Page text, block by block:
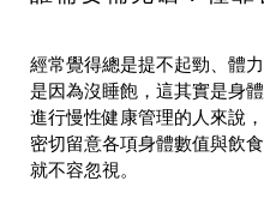
經常覺得總是提不起勁、體
是因為沒睡飽，這其實是身
進行慢性健康管理的人來說
密切留意各項身體數值與飲
就不容忽視。